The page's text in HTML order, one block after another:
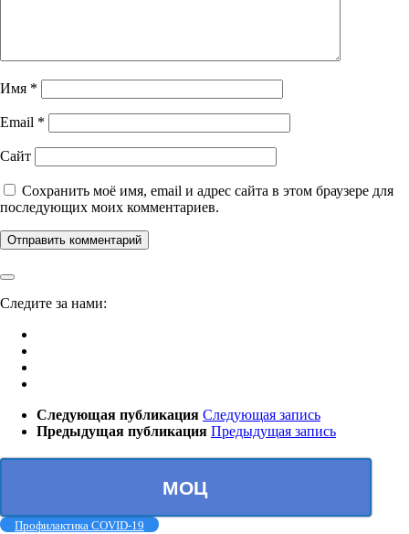
Имя *
Email *
Сайт
Сохранить моё имя, email и адрес сайта в этом браузере для
последующих моих комментариев.
Следите за нами:
Следующая публикация Следующая запись
Предыдущая публикация Предыдущая запись
МОЦ
Профилактика COVID-19